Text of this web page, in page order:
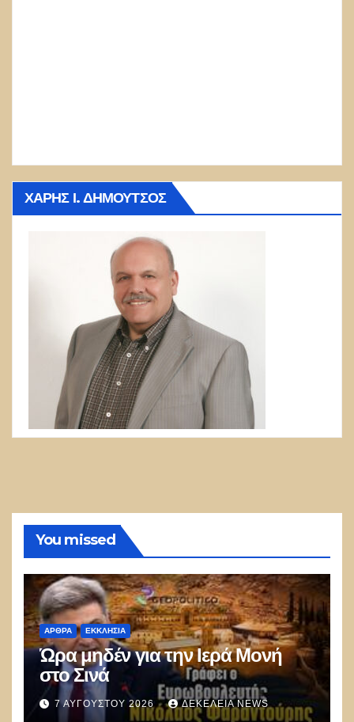
ΧΆΡΗΣ Ι. ΔΗΜΟΎΤΣΟΣ
You missed
ΑΡΘΡΑ ΕΚΚΛΗΣΊΑ
Ώρα μηδέν για την Ιερά Μονή
στο Σινά
7 ΑΥΓΟΎΣΤΟΥ 2026 ΔΕΚΈΛΕΙΑ NEWS